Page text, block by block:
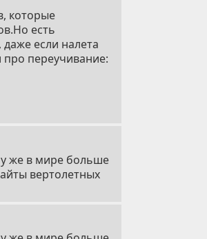
которые
есть
если налета
про переучивание:
же в мире больше
вертолетных